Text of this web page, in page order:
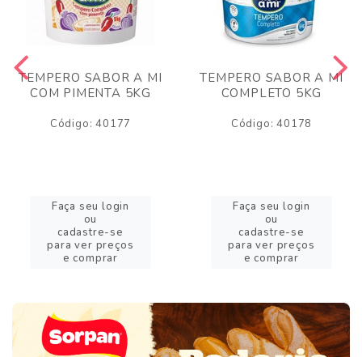
TEMPERO SABOR A MI
COM PIMENTA 5KG
Código: 40177
Faça seu login
ou
cadastre-se
para ver preços
e comprar
TEMPERO SABOR A MI
COMPLETO 5KG
Código: 40178
Faça seu login
ou
cadastre-se
para ver preços
e comprar